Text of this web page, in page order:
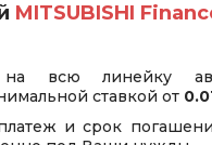
MITSUBISHI
всю линейку
ставкой от
и срок